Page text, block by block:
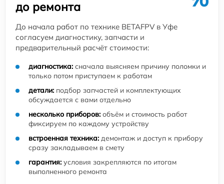
до ремонта
До начала работ по технике BETAFPV в Уфе
согласуем диагностику, запчасти и
предварительный расчёт стоимости:
диагностика: сначала выясняем причину поломки и
только потом приступаем к работам
детали: подбор запчастей и комплектующих
обсуждается с вами отдельно
несколько приборов: объём и стоимость работ
фиксируем по каждому устройству
встроенная техника: демонтаж и доступ к прибору
сразу закладываем в смету
гарантия: условия закрепляются по итогам
выполненного ремонта